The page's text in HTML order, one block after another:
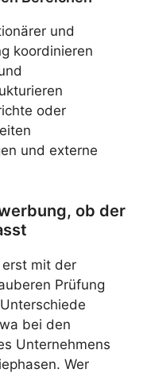
und
koordinieren
oder
und externe
ob der
mit der
Prüfung
bei den
Unternehmens
Wer